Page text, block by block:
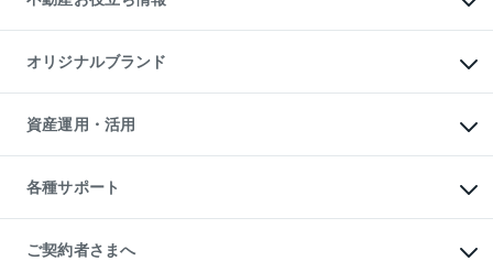
マンション投資
投資用マンション
アパート経営
収益物件
ビル購入（ビル一棟）
投資用不動産の売却査定
事業用不動産の売却査定
マンションライブラリー
人気マンションランキング
暮らしに役立つ不動産メディア
不動産相場・不動産価格情報
不動産コラム・ニュース
不動産用語集
不動産なんでもネット相談室
住まいの税金
オリジナルブランド
一棟リノベーションマンション
L`GENTE（ルジェンテ）
区分リノベーションマンション
投資用一棟レジデンスWELL
不動産小口投資
LEGACIA（レガシア）
資産運用・活用
不動産M&A
アセットマネジメント・出資
各種サポート
相続サポート
リフォームサポート
ご契約者さまへ